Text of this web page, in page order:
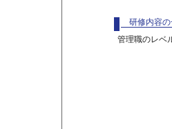
研修内容
管理職のレベ